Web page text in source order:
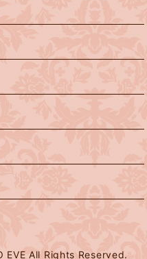
All Rights Reserved.